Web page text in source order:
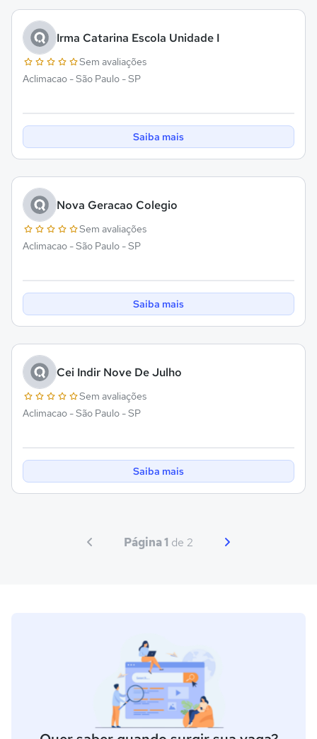
Irma Catarina Escola Unidade I
Sem avaliações
Aclimacao - São Paulo - SP
Saiba mais
Nova Geracao Colegio
Sem avaliações
Aclimacao - São Paulo - SP
Saiba mais
Cei Indir Nove De Julho
Sem avaliações
Aclimacao - São Paulo - SP
Saiba mais
Página 1 de 2